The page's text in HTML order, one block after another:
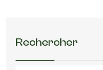
Rechercher